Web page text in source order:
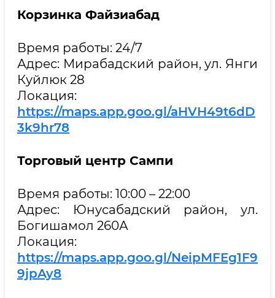
Корзинка Файзиабад
Время работы: 24/7
Адрес: Мирабадский район, ул. Янги
Куйлюк 28
Локация:
https://maps.app.goo.gl/aHVH49t6dD
3k9hr78
Торговый центр Сампи
Время работы: 10:00 – 22:00
Адрес: Юнусабадский район, ул.
Богишамол 260А
Локация:
https://maps.app.goo.gl/NeipMFEg1F9
9jpAy8